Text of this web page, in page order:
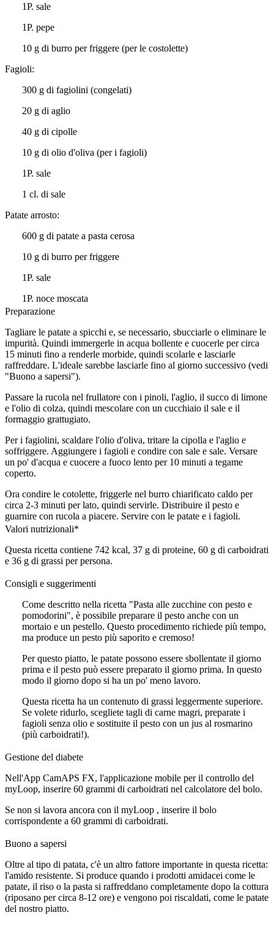
1P. sale
1P. pepe
10 g di burro per friggere (per le costolette)
Fagioli:
300 g di fagiolini (congelati)
20 g di aglio
40 g di cipolle
10 g di olio d'oliva (per i fagioli)
1P. sale
1 cl. di sale
Patate arrosto:
600 g di patate a pasta cerosa
10 g di burro per friggere
1P. sale
1P. noce moscata
Preparazione
Tagliare le patate a spicchi e, se necessario, sbucciarle o eliminare le
impurità. Quindi immergerle in acqua bollente e cuocerle per circa
15 minuti fino a renderle morbide, quindi scolarle e lasciarle
raffreddare. L'ideale sarebbe lasciarle fino al giorno successivo (vedi
"Buono a sapersi").
Passare la rucola nel frullatore con i pinoli, l'aglio, il succo di limone
e l'olio di colza, quindi mescolare con un cucchiaio il sale e il
formaggio grattugiato.
Per i fagiolini, scaldare l'olio d'oliva, tritare la cipolla e l'aglio e
soffriggere. Aggiungere i fagioli e condire con sale e sale. Versare
un po' d'acqua e cuocere a fuoco lento per 10 minuti a tegame
coperto.
Ora condire le cotolette, friggerle nel burro chiarificato caldo per
circa 2-3 minuti per lato, quindi servirle. Distribuire il pesto e
guarnire con rucola a piacere. Servire con le patate e i fagioli.
Valori nutrizionali*
Questa ricetta contiene 742 kcal, 37 g di proteine, 60 g di carboidrati
e 36 g di grassi per persona.
Consigli e suggerimenti
Come descritto nella ricetta "Pasta alle zucchine con pesto e
pomodorini", è possibile preparare il pesto anche con un
mortaio e un pestello. Questo procedimento richiede più tempo,
ma produce un pesto più saporito e cremoso!
Per questo piatto, le patate possono essere sbollentate il giorno
prima e il pesto può essere preparato il giorno prima. In questo
modo il giorno dopo si ha un po' meno lavoro.
Questa ricetta ha un contenuto di grassi leggermente superiore.
Se volete ridurlo, scegliete tagli di carne magri, preparate i
fagioli senza olio e sostituite il pesto con un jus al rosmarino
(più carboidrati!).
Gestione del diabete
Nell'App CamAPS FX, l'applicazione mobile per il controllo del
myLoop, inserire 60 grammi di carboidrati nel calcolatore del bolo.
Se non si lavora ancora con il myLoop , inserire il bolo
corrispondente a 60 grammi di carboidrati.
Buono a sapersi
Oltre al tipo di patata, c'è un altro fattore importante in questa ricetta:
l'amido resistente. Si produce quando i prodotti amidacei come le
patate, il riso o la pasta si raffreddano completamente dopo la cottura
(riposano per circa 8-12 ore) e vengono poi riscaldati, come le patate
del nostro piatto.